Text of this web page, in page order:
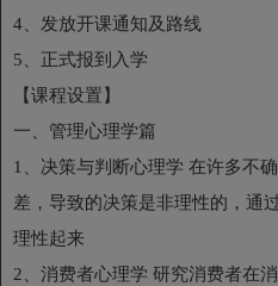
4、发放开课通知及路线
5、正式报到入学
【课程设置】
一、管理心理学篇
1、决策与判断心理学 在许多不
差，导致的决策是非理性的，通
理性起来
2、消费者心理学 研究消费者在